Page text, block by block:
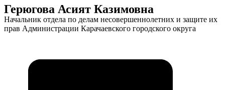
Герюгова Асият Казимовна
Начальник отдела по делам несовершеннолетних и защите их
прав Администрации Карачаевского городского округа